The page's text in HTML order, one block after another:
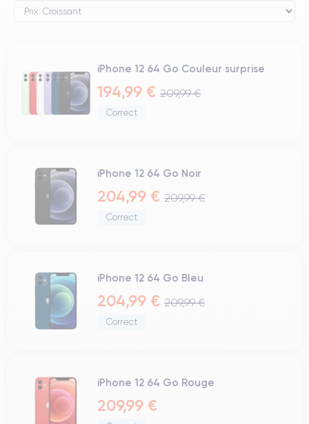
iPhone 12 64 Go Couleur surprise
194,99 € 209,99 €
Correct
iPhone 12 64 Go Noir
204,99 € 209,99 €
Correct
iPhone 12 64 Go Bleu
204,99 € 209,99 €
Correct
iPhone 12 64 Go Rouge
209,99 €